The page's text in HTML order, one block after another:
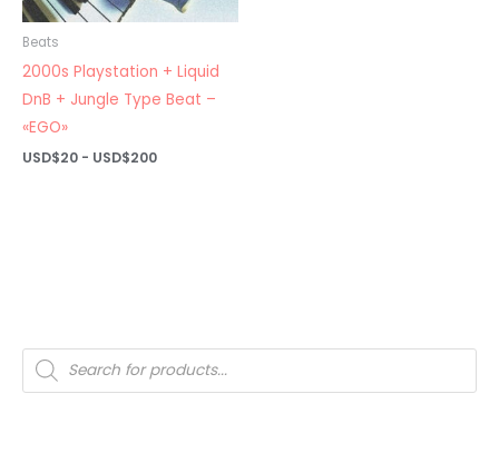
Búsqueda
de
productos
Beats
2000s Playstation + Liquid
DnB + Jungle Type Beat –
«EGO»
USD$20 - USD$200Rango